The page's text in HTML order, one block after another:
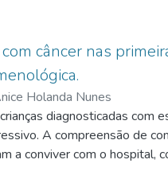
Mauro Capelleti e como
curso de graduação e
mais variados campos
bibliográfica e
câncer nas
Holanda Nunes
diagnosticadas com
A compreensão de
a conviver com o hospital,
clínicas em face